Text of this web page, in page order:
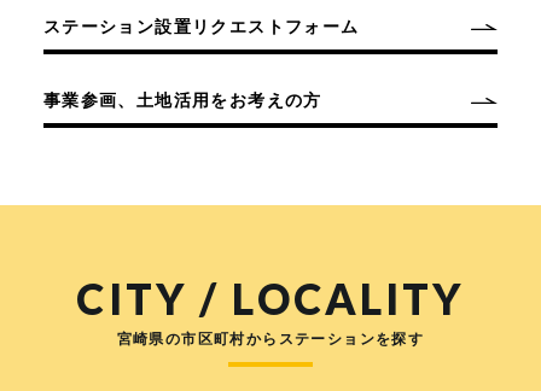
ステーション設置リクエストフォーム
事業参画、土地活用をお考えの方
CITY / LOCALITY
宮崎県の市区町村からステーションを探す